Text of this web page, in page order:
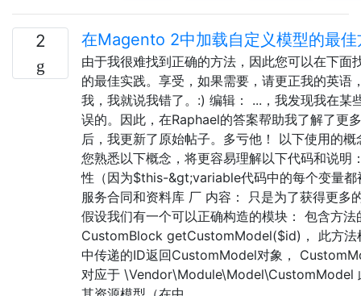
2 在Magento 2中加载自定义模型的最佳
由于我很难找到正确的方法，因此您可以在下面
的最佳实践。享受，如果需要，请更正我的英语
我，我就说我错了。:) 编辑： ...，我发现我在某
误的。因此，在Raphael的答案帮助我了解了更
后，我更新了原始帖子。多亏他！ 以下使用的概
您熟悉以下概念，将更容易理解以下代码和说明
性（因为$this-&gt;variable代码中的每个变量都
服务合同和资料库 厂 内容： 只是为了获得更多
假设我们有一个可以正确构造的模块： 包含方法
CustomBlock getCustomModel($id)， 此方法
中传递的ID返回CustomModel对象，
对应于 \Vendor\Module\Model\CustomModel